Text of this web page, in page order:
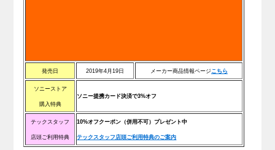
発売日 2019年4月19日 メーカー商品情報ページこちら
ソニーストア
購入特典
ソニー提携カード決済で3%オフ
テックスタッフ
店頭ご利用特典
10%オフクーポン（併用不可）プレゼント中
テックスタッフ店頭ご利用特典のご案内